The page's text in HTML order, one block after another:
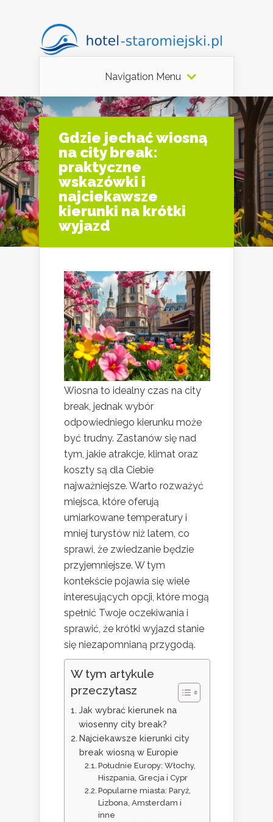
Navigation Menu
Gdzie jechać wiosną
na city break:
praktyczne
wskazówki i
najciekawsze
kierunki na krótki
wyjazd
Wiosna to idealny czas na city
break, jednak wybór
odpowiedniego kierunku może
być trudny. Zastanów się nad
tym, jakie atrakcje, klimat oraz
koszty są dla Ciebie
najważniejsze. Warto rozważyć
miejsca, które oferują
umiarkowane temperatury i
mniej turystów niż latem, co
sprawi, że zwiedzanie będzie
przyjemniejsze. W tym
kontekście pojawia się wiele
interesujących opcji, które mogą
spełnić Twoje oczekiwania i
sprawić, że krótki wyjazd stanie
się niezapomnianą przygodą.
W tym artykule
przeczytasz
Jak wybrać kierunek na
wiosenny city break?
Najciekawsze kierunki city
break wiosną w Europie
Południe Europy: Włochy,
Hiszpania, Grecja i Cypr
Popularne miasta: Paryż,
Lizbona, Amsterdam i
inne